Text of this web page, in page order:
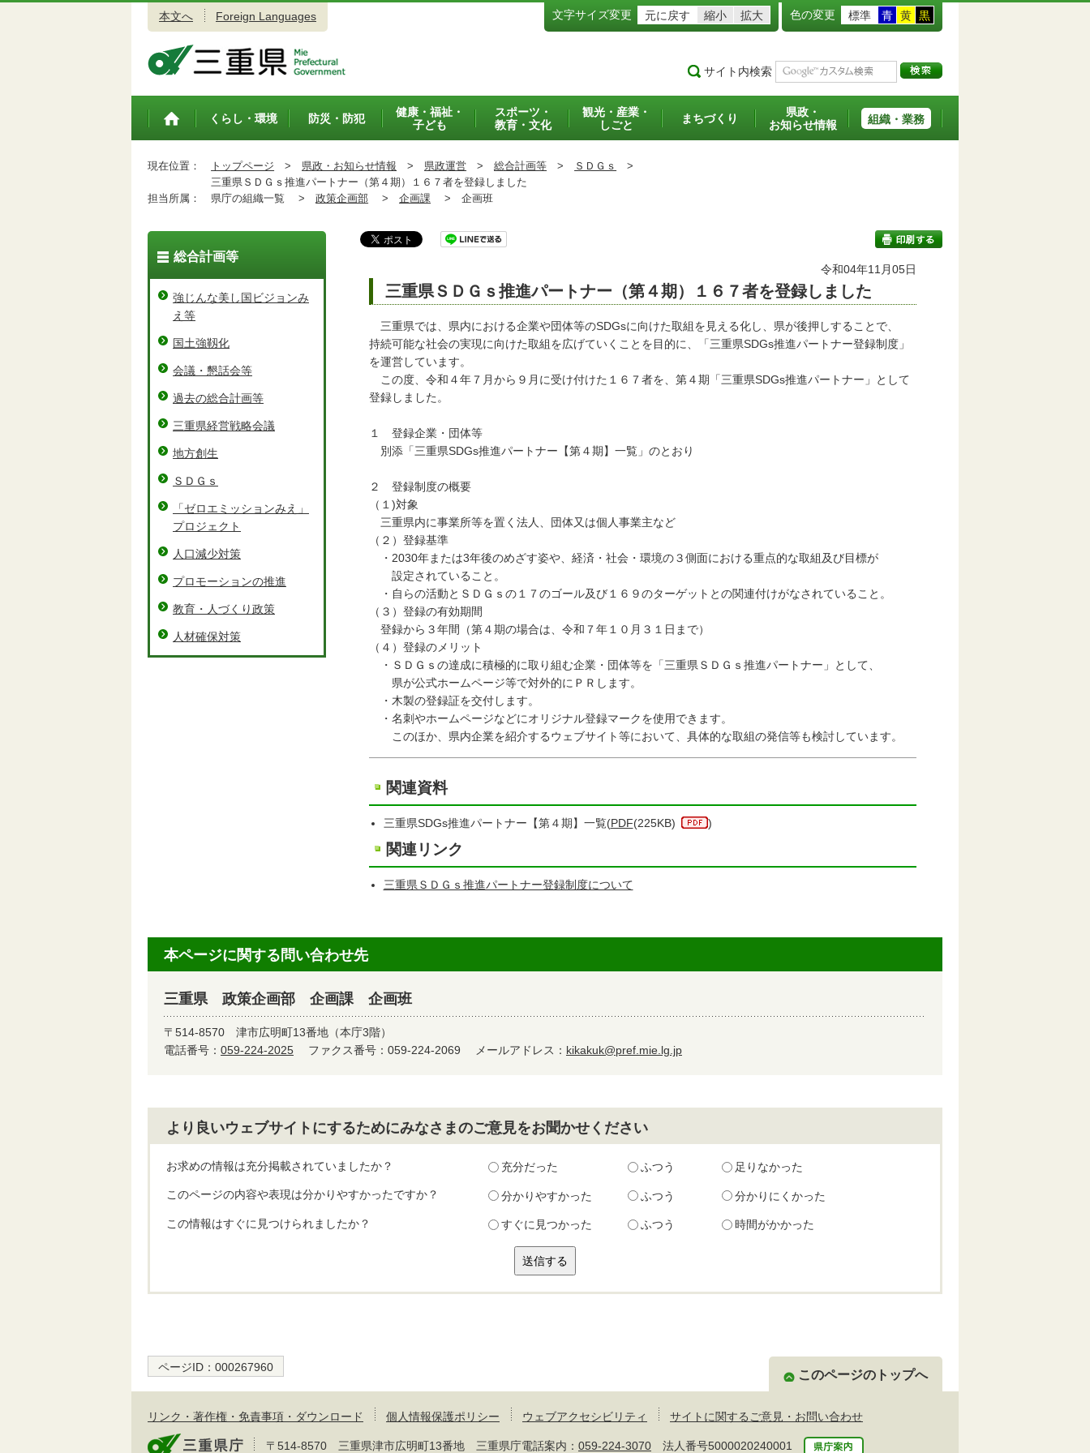
本文へ Foreign Languages 文字サイズ変更 元に戻す 縮小 拡大 色の変更 標準 青 黄 黒
サイト内検索
トップペ
くらし・環境 防災・防犯
健康・福祉・
子ども
スポーツ・
教育・文化
観光・産業・
しごと
まちづくり
県政・
お知らせ情報
組織・業務
現在位置： トップページ > 県政・お知らせ情報 > 県政運営 > 総合計画等 > ＳＤＧｓ
>
三重県ＳＤＧｓ推進パートナー（第４期）１６７者を登録しました
担当所属：
県庁の組織一覧 > 政策企画部 > 企画課 > 企画班
印刷する
令和04年11月05日
三重県ＳＤＧｓ推進パートナー（第４期）１６７者を登録しました
三重県では、県内における企業や団体等のSDGsに向けた取組を見える化し、県が後押しすることで、
持続可能な社会の実現に向けた取組を広げていくことを目的に、「三重県SDGs推進パートナー登録制度」
を運営しています。
この度、令和４年７月から９月に受け付けた１６７者を、第４期「三重県SDGs推進パートナー」として
登録しました。
１ 登録企業・団体等
別添「三重県SDGs推進パートナー【第４期】一覧」のとおり
２ 登録制度の概要
（１)対象
三重県内に事業所等を置く法人、団体又は個人事業主など
（２）登録基準
・2030年または3年後のめざす姿や、経済・社会・環境の３側面における重点的な取組及び目標が
設定されていること。
・自らの活動とＳＤＧｓの１７のゴール及び１６９のターゲットとの関連付けがなされていること。
（３）登録の有効期間
登録から３年間（第４期の場合は、令和７年１０月３１日まで）
（４）登録のメリット
・ＳＤＧｓの達成に積極的に取り組む企業・団体等を「三重県ＳＤＧｓ推進パートナー」として、
県が公式ホームページ等で対外的にＰＲします。
・木製の登録証を交付します。
・名刺やホームページなどにオリジナル登録マークを使用できます。
このほか、県内企業を紹介するウェブサイト等において、具体的な取組の発信等も検討しています。
関連資料
三重県SDGs推進パートナー【第４期】一覧(PDF(225KB) )
関連リンク
三重県ＳＤＧｓ推進パートナー登録制度について
総合計画等
強じんな美し国ビジョンみ
え等
国土強靱化
会議・懇話会等
過去の総合計画等
三重県経営戦略会議
地方創生
ＳＤＧｓ
「ゼロエミッションみえ」
プロジェクト
人口減少対策
プロモーションの推進
教育・人づくり政策
人材確保対策
本ページに関する問い合わせ先
三重県 政策企画部 企画課 企画班
〒514-8570 津市広明町13番地（本庁3階）
電話番号： 059-224-2025 ファクス番号：059-224-2069 メールアドレス： kikakuk@pref.mie.lg.jp
より良いウェブサイトにするためにみなさまのご意見をお聞かせください
お求めの情報は充分掲載されていましたか？ 充分だった ふつう 足りなかった
このページの内容や表現は分かりやすかったですか？ 分かりやすかった ふつう 分かりにくかった
この情報はすぐに見つけられましたか？ すぐに見つかった ふつう 時間がかかった
ページID： 000267960
このページのトップへ
リンク・著作権・免責事項・ダウンロード 個人情報保護ポリシー ウェブアクセシビリティ サイトに関するご意見・お問い合わせ
〒514-8570 三重県津市広明町13番地 三重県庁電話案内： 059-224-3070 法人番号5000020240001